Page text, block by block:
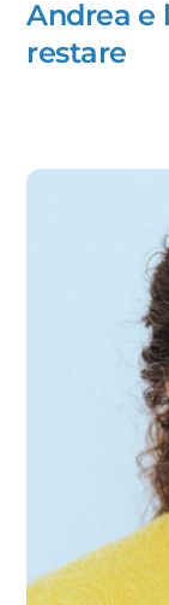
Andrea e
restare